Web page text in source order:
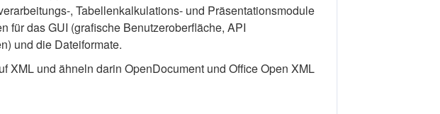
, Tabellenkalkulations- und Präsentationsmodule
für das GUI (grafische Benutzeroberfläche, API
und die Dateiformate.
XML und ähneln darin OpenDocument und Office Open XML